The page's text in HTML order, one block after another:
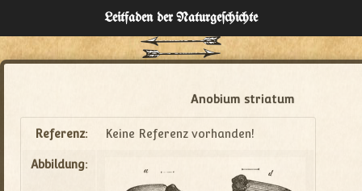
Leitfaden der Naturgeſchichte
Home
Über
Administration
Anobium striatum
Referenz: Keine Referenz vorhanden!
Abbildung: